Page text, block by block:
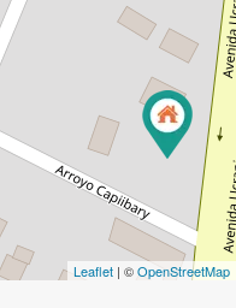
Leaflet | ©OpenStreetMap